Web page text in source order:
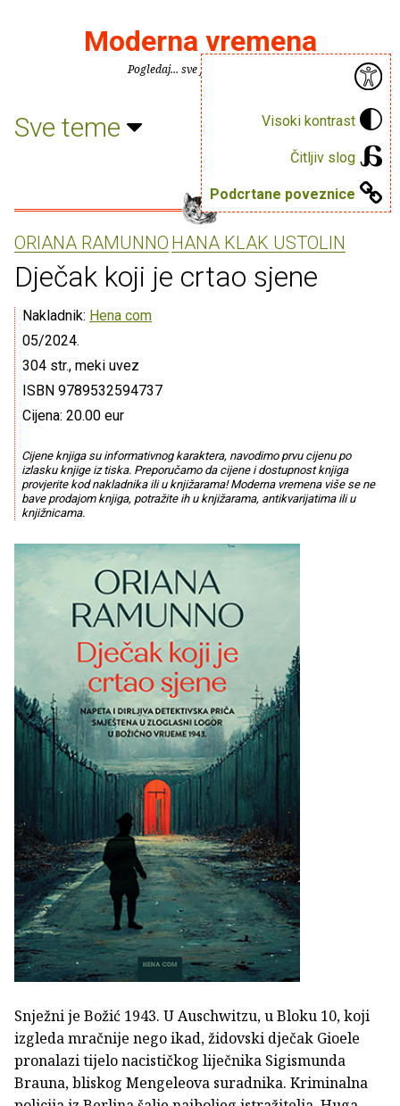
Visoki kontrast
Čitljiv slog
Podcrtane poveznice
Moderna vremena
Pogledaj... sve je puno knjiga.
Sve teme
ORIANA RAMUNNO HANA KLAK USTOLIN
Dječak koji je crtao sjene
Nakladnik: Hena com
05/2024.
304 str., meki uvez
ISBN 9789532594737
Cijena: 20.00 eur
Cijene knjiga su informativnog karaktera, navodimo prvu cijenu po
izlasku knjige iz tiska. Preporučamo da cijene i dostupnost knjiga
provjerite kod nakladnika ili u knjižarama! Moderna vremena više se ne
bave prodajom knjiga, potražite ih u knjižarama, antikvarijatima ili u
knjižnicama.
Snježni je Božić 1943. U Auschwitzu, u Bloku 10, koji
izgleda mračnije nego ikad, židovski dječak Gioele
pronalazi tijelo nacističkog liječnika Sigismunda
Brauna, bliskog Mengeleova suradnika. Kriminalna